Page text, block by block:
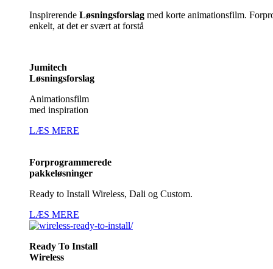
Inspirerende Løsningsforslag med korte animationsfilm.
enkelt, at det er svært at forstå
Jumitech
Løsningsforslag
Animationsfilm
med inspiration
LÆS MERE
Forprogrammerede
pakkeløsninger
Ready to Install Wireless, Dali og Custom.
LÆS MERE
Ready To Install
Wireless